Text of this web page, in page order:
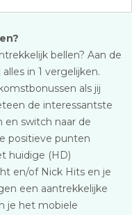
bellen? Aan de
in 1 vergelijken.
als jij
de interessantste
en switch naar de
positieve punten
huidige (HD)
en/of Nick Hits en je
een aantrekkelijke
je het mobiele